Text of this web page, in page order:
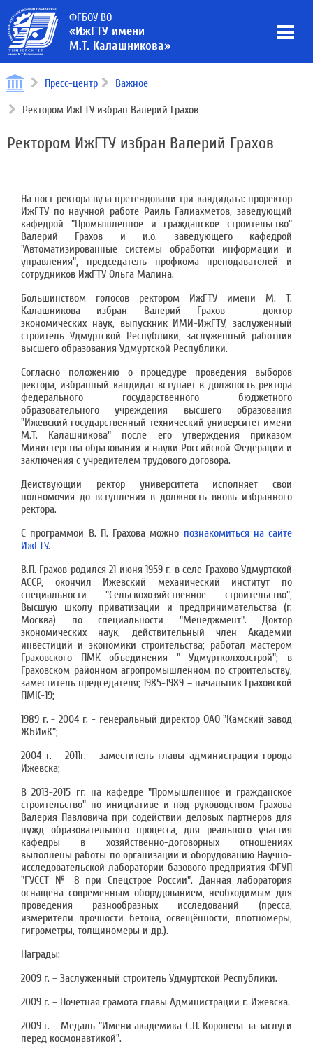
ФГБОУ ВО
«ИжГТУ имени
М.Т. Калашникова»
Пресс-центр Важное
Ректором ИжГТУ избран Валерий Грахов
Ректором ИжГТУ избран Валерий Грахов
На пост ректора вуза претендовали три кандидата: проректор
ИжГТУ по научной работе Раиль Галиахметов, заведующий
кафедрой "Промышленное и гражданское строительство"
Валерий Грахов и и.о. заведующего кафедрой
"Автоматизированные системы обработки информации и
управления", председатель профкома преподавателей и
сотрудников ИжГТУ Ольга Малина.
Большинством голосов ректором ИжГТУ имени М. Т.
Калашникова избран Валерий Грахов – доктор
экономических наук, выпускник ИМИ-ИжГТУ, заслуженный
строитель Удмуртской Республики, заслуженный работник
высшего образования Удмуртской Республики.
Согласно положению о процедуре проведения выборов
ректора, избранный кандидат вступает в должность ректора
федерального государственного бюджетного
образовательного учреждения высшего образования
"Ижевский государственный технический университет имени
М.Т. Калашникова" после его утверждения приказом
Министерства образования и науки Российской Федерации и
заключения с учредителем трудового договора.
Действующий ректор университета исполняет свои
полномочия до вступления в должность вновь избранного
ректора.
С программой В. П. Грахова можно познакомиться на сайте
ИжГТУ.
В.П. Грахов родился 21 июня 1959 г. в селе Грахово Удмуртской
АССР, окончил Ижевский механический институт по
специальности "Сельскохозяйственное строительство",
Высшую школу приватизации и предпринимательства (г.
Москва) по специальности "Менеджмент". Доктор
экономических наук, действительный член Академии
инвестиций и экономики строительства; работал мастером
Граховского ПМК объединения " Удмуртколхозстрой"; в
Граховском районном агропромышленном по строительству,
заместитель председателя; 1985-1989 – начальник Граховской
ПМК-19;
1989 г.- 2004 г. - генеральный директор ОАО "Камский завод
ЖБИиК";
2004 г. - 2011г. - заместитель главы администрации города
Ижевска;
В 2013-2015 гг. на кафедре "Промышленное и гражданское
строительство" по инициативе и под руководством Грахова
Валерия Павловича при содействии деловых партнеров для
нужд образовательного процесса, для реального участия
кафедры в хозяйственно-договорных отношениях
выполнены работы по организации и оборудованию Научно-
исследовательской лаборатории базового предприятия ФГУП
"ГУССТ № 8 при Спецстрое России". Данная лаборатория
оснащена современным оборудованием, необходимым для
проведения разнообразных исследований (пресса,
измерители прочности бетона, освещённости, плотномеры,
гигрометры, толщиномеры и др.).
Награды:
2009 г. – Заслуженный строитель Удмуртской Республики.
2009 г. – Почетная грамота главы Администрации г. Ижевска.
2009 г. – Медаль "Имени академика С.П. Королева за заслуги
перед космонавтикой".